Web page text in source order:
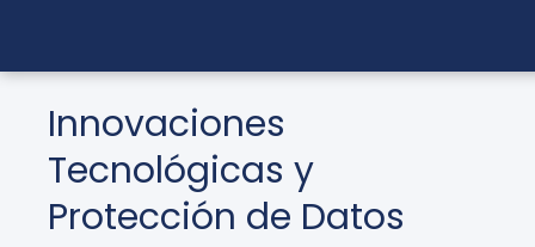
Innovaciones
Tecnológicas y
Protección de Datos